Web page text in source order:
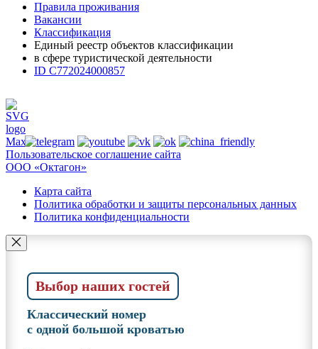
Правила проживания
Вакансии
Классификация
Единый реестр объектов классификации
в сфере туристической деятельности
ID С772024000857
Пользовательское соглашение сайта
ООО «Октагон»
Карта сайта
Политика обработки и защиты персональных данных
Политика конфиденциальности
Выбор наших гостей
Классический номер
с одной большой кроватью